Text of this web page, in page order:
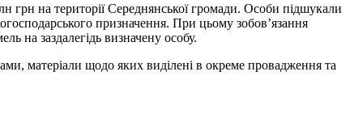
грн на території Середнянської громади. Особи підшукали
призначення. При цьому зобов’язання
на заздалегідь визначену особу.
матеріали щодо яких виділені в окреме провадження та